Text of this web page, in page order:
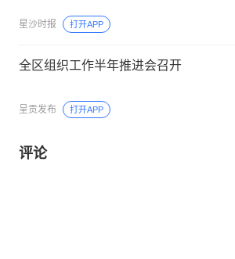
星沙时报 打开APP
全区组织工作半年推进会召开
呈贡发布 打开APP
评论